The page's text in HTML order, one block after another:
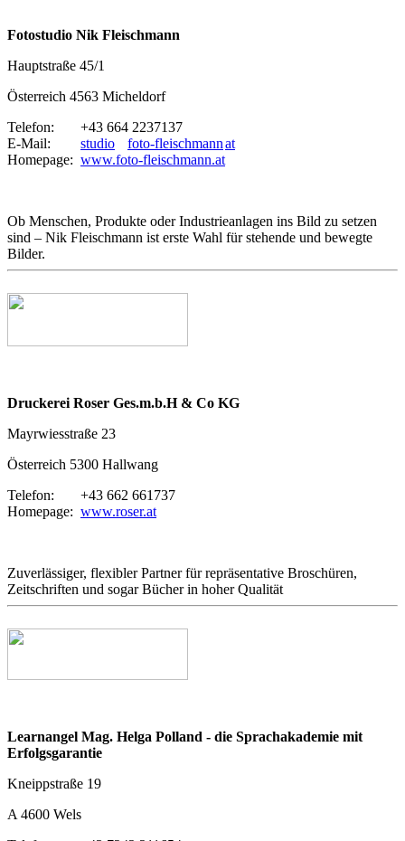
Fotostudio Nik Fleischmann
Hauptstraße 45/1
Österreich 4563 Micheldorf
Telefon:
+43 664 2237137
E-Mail:
studio foto-fleischmannat
Homepage: www.foto-fleischmann.at
Ob Menschen, Produkte oder Industrieanlagen ins Bild zu setzen
sind – Nik Fleischmann ist erste Wahl für stehende und bewegte
Bilder.
Druckerei Roser Ges.m.b.H & Co KG
Mayrwiesstraße 23
Österreich 5300 Hallwang
Telefon:
+43 662 661737
Homepage: www.roser.at
Zuverlässiger, flexibler Partner für repräsentative Broschüren,
Zeitschriften und sogar Bücher in hoher Qualität
Learnangel Mag. Helga Polland - die Sprachakademie mit
Erfolgsgarantie
Kneippstraße 19
A 4600 Wels